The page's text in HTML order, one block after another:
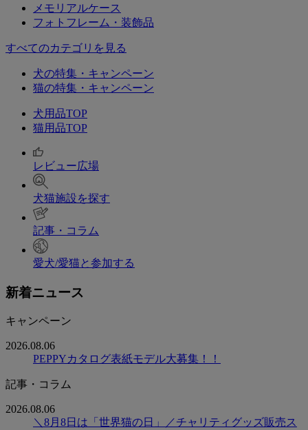
メモリアルケース
フォトフレーム・装飾品
すべてのカテゴリを見る
犬の特集・キャンペーン
猫の特集・キャンペーン
犬用品TOP
猫用品TOP
レビュー広場
犬猫施設を探す
記事・コラム
愛犬/愛猫と参加する
新着ニュース
キャンペーン
2026.08.06
PEPPYカタログ表紙モデル大募集！！
記事・コラム
2026.08.06
＼8月8日は「世界猫の日」／チャリティグッズ販売ス